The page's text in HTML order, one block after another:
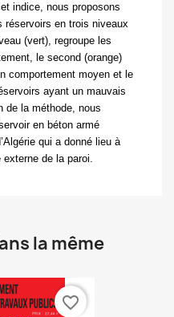
indice, nous proposons
réservoirs en trois niveaux
(vert), regroupe les
le second (orange)
comportement moyen et le
ayant un mauvais
de la méthode, nous
en béton armé
qui a donné lieu à
de la paroi.
la même
favorite_border